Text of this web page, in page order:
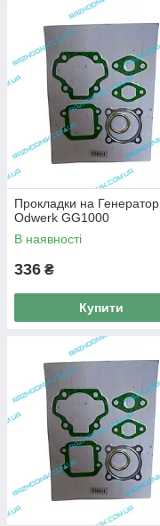
Прокладки на Генератор
Odwerk GG1000
В наявності
336 ₴
Купити